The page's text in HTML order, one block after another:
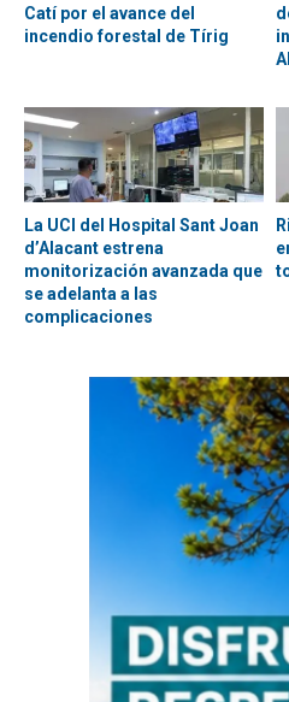
Catí por el avance del
incendio forestal de Tírig
La UCI del Hospital Sant Joan
d’Alacant estrena
monitorización avanzada que
se adelanta a las
complicaciones